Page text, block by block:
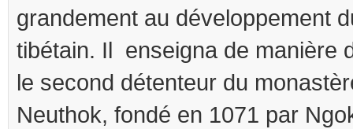
grandement au développement
tibétain. Il enseigna de manière
le second détenteur du
Neuthok, fondé en 1071 par